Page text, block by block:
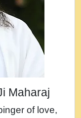
जाते हैं ।
Ji
रझद फर! shri
क !!!! मह दद
Maharaj
of love,